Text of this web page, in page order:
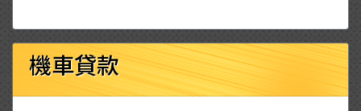
機車貸款